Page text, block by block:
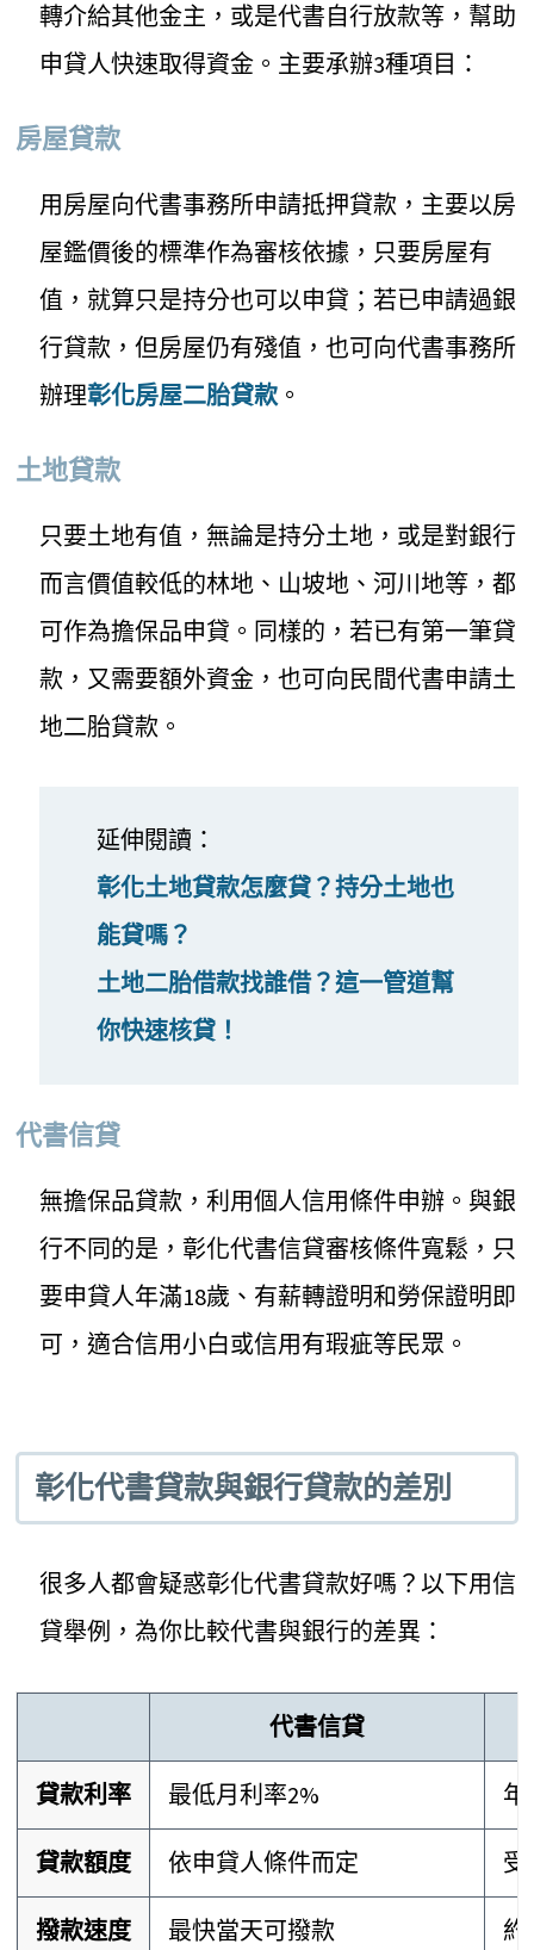
轉介給其他金主，或是代書自行放款等，幫助
申貸人快速取得資金。主要承辦3種項目：
房屋貸款
用房屋向代書事務所申請抵押貸款，主要以房
屋鑑價後的標準作為審核依據，只要房屋有
值，就算只是持分也可以申貸；若已申請過銀
行貸款，但房屋仍有殘值，也可向代書事務所
辦理彰化房屋二胎貸款。
土地貸款
只要土地有值，無論是持分土地，或是對銀行
而言價值較低的林地、山坡地、河川地等，都
可作為擔保品申貸。同樣的，若已有第一筆貸
款，又需要額外資金，也可向民間代書申請土
地二胎貸款。
延伸閱讀：
彰化土地貸款怎麼貸？持分土地也
能貸嗎？
土地二胎借款找誰借？這一管道幫
你快速核貸！
代書信貸
無擔保品貸款，利用個人信用條件申辦。與銀
行不同的是，彰化代書信貸審核條件寬鬆，只
要申貸人年滿18歲、有薪轉證明和勞保證明即
可，適合信用小白或信用有瑕疵等民眾。
彰化代書貸款與銀行貸款的差別
很多人都會疑惑彰化代書貸款好嗎？以下用信
貸舉例，為你比較代書與銀行的差異：
代書信貸
貸款利率 最低月利率2% 年
貸款額度 依申貸人條件而定 受
撥款速度 最快當天可撥款 約